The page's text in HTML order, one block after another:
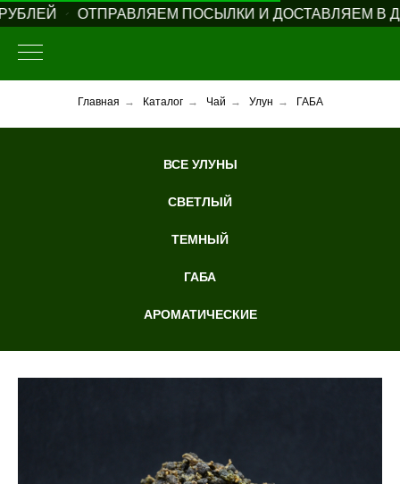
ОТПРАВЛЯЕМ ПОСЫЛКИ И ДОСТАВЛЯЕМ В
Главная → Каталог → Чай → Улун → ГАБА
ВСЕ УЛУНЫ
СВЕТЛЫЙ
ТЕМНЫЙ
ГАБА
АРОМАТИЧЕСКИЕ